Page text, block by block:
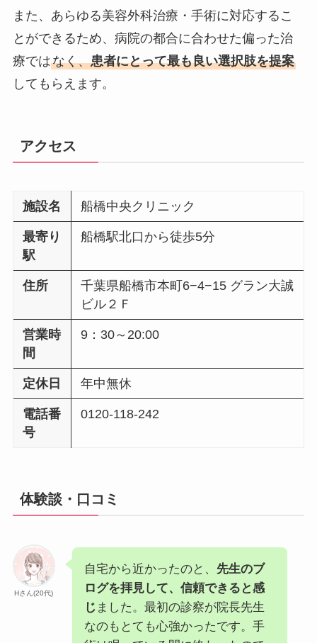
また、あらゆる美容外科治療・手術に対応するこ
とができるため、病院の都合に合わせた偏った治
療ではなく、患者にとって最も良い選択肢を提案
してもらえます。
アクセス
施設名 船橋中央クリニック
最寄り
駅
船橋駅北口から徒歩5分
住所
千葉県船橋市本町6−4−15 グラン大誠
ビル２Ｆ
営業時
間
9：30～20:00
定休日 年中無休
電話番
号
0120-118-242
体験談・口コミ
Hさん(20代)
自宅から近かったのと、 先生のブ
ログを拝見して、信頼できると感
じ ました。最初の診察が院長先生
なのもとても心強かったです。手